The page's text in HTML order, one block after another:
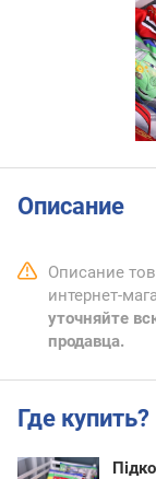
Описание
Описание
интернет-
уточняйте
продавца.
Где купить?